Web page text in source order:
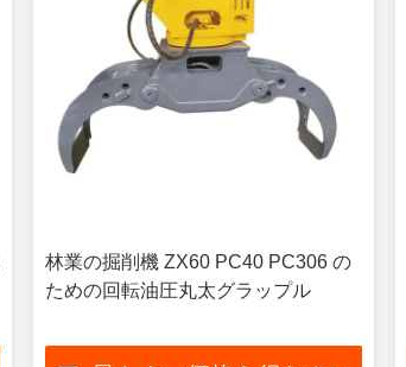
林業の掘削機 ZX60 PC40 PC306 の
ための回転油圧丸太グラップル